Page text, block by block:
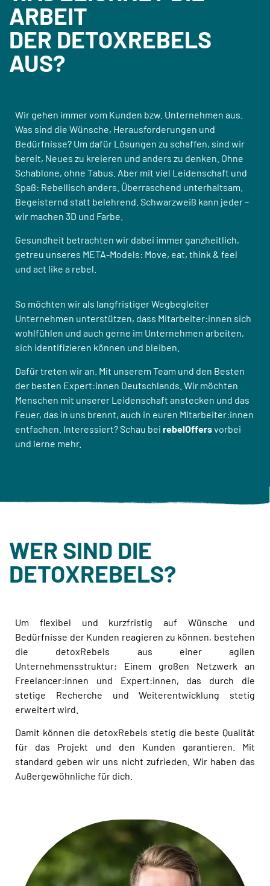
ARBEIT
DER DETOXREBELS
AUS?
Wir gehen immer vom Kunden bzw. Unternehmen aus.
Was sind die Wünsche, Herausforderungen und
Bedürfnisse? Um dafür Lösungen zu schaffen, sind wir
bereit, Neues zu kreieren und anders zu denken. Ohne
Schablone, ohne Tabus. Aber mit viel Leidenschaft und
Spaß: Rebellisch anders. Überraschend unterhaltsam.
Begeisternd statt belehrend. Schwarzweiß kann jeder –
wir machen 3D und Farbe.
Gesundheit betrachten wir dabei immer ganzheitlich,
getreu unseres META-Models: Move, eat, think & feel
und act like a rebel.
So möchten wir als langfristiger Wegbegleiter
Unternehmen unterstützen, dass Mitarbeiter:innen sich
wohlfühlen und auch gerne im Unternehmen arbeiten,
sich identifizieren können und bleiben.
Dafür treten wir an. Mit unserem Team und den Besten
der besten Expert:innen Deutschlands. Wir möchten
Menschen mit unserer Leidenschaft anstecken und das
Feuer, das in uns brennt, auch in euren Mitarbeiter:innen
entfachen. Interessiert? Schau bei rebelOffersvorbei
und lerne mehr.
WER SIND DIE
DETOXREBELS?
Um flexibel und kurzfristig auf Wünsche und
Bedürfnisse der Kunden reagieren zu können, bestehen
die detoxRebels aus einer agilen
Unternehmensstruktur: Einem großen Netzwerk an
Freelancer:innen und Expert:innen, das durch die
stetige Recherche und Weiterentwicklung stetig
erweitert wird.
Damit können die detoxRebels stetig die beste Qualität
für das Projekt und den Kunden garantieren. Mit
standard geben wir uns nicht zufrieden. Wir haben das
Außergewöhnliche für dich.